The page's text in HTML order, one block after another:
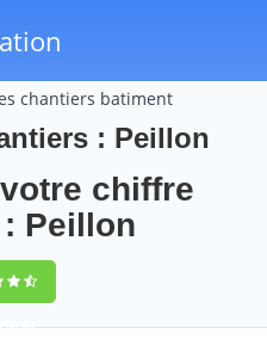
chantiers batiment
: Peillon
chiffre
Peillon
63